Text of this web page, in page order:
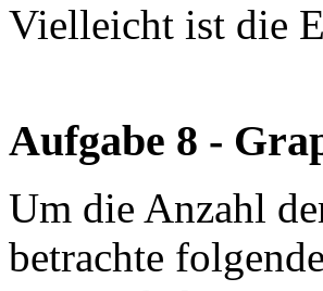
Vielleicht ist die
Aufgabe 8 -
Um die Anzahl
betrachte